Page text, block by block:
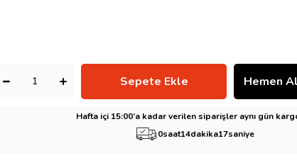
Hafta içi 15:00’a kadar verilen siparişler aynı gün
0saat14dakika15saniye